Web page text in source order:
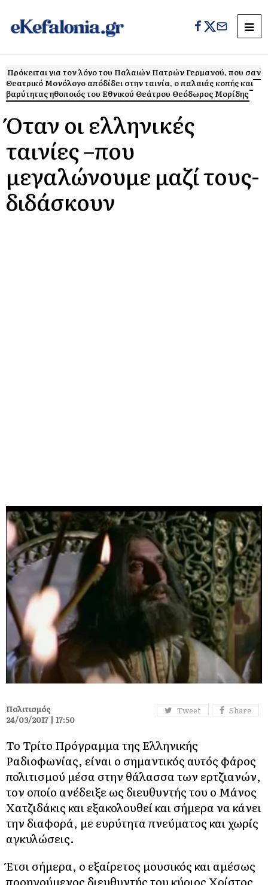
Πρόκειται για τον λόγο του Παλαιών Πατρών Γερμανού, που σαν
Θεατρικό Μονόλογο απόδίδει στην ταινία, ο παλαιάς κοπής και
βαρύτητας ηθοποιός του Εθνικού Θεάτρου Θεόδωρος Μορίδης
Όταν οι ελληνικές
ταινίες –που
μεγαλώνουμε μαζί τους-
διδάσκουν
Tweet Share
Πολιτισμός
24/03/2017 | 17:50
Το Τρίτο Πρόγραμμα της Ελληνικής
Ραδιοφωνίας, είναι ο σημαντικός αυτός φάρος
πολιτισμού μέσα στην θάλασσα των ερτζιανών,
τον οποίο ανέδειξε ως διευθυντής του ο Μάνος
Χατζιδάκις και εξακολουθεί και σήμερα να κάνει
την διαφορά, με ευρύτητα πνεύματος και χωρίς
αγκυλώσεις.
Έτσι σήμερα, ο εξαίρετος μουσικός και αμέσως
προηγούμενος διευθυντής του κύριος Χρίστος